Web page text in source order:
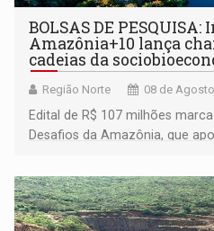
BOLSAS DE
Amazônia+10 lança
cadeias da
Região Norte 08 de
Edital de R$ 107 milhões
Desafios da Amazônia, que
submissão de pré-propostas
setembro